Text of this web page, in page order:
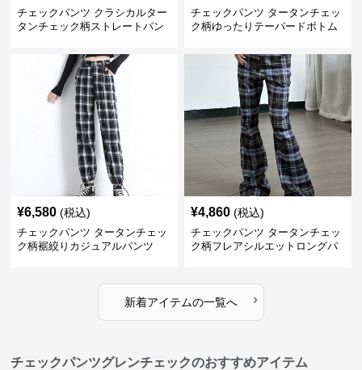
チェックパンツ クラシカルター
タンチェック柄ストレートパン
チェックパンツ タータンチェッ
ク柄ゆったりテーパードボトム
¥6,580 (税込)
チェックパンツ タータンチェッ
ク柄裾絞りカジュアルパンツ
¥4,860 (税込)
チェックパンツ タータンチェッ
ク柄フレアシルエットロングパ
新着アイテムの一覧へ ›
チェックパンツグレンチェックのおすすめアイテム